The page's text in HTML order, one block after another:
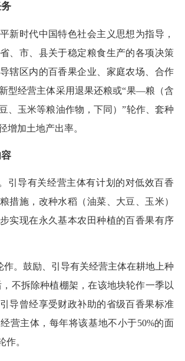
时代中国特色社会主义思想为指导，
、市、县关于稳定粮食生产的各项决策
辖区内的百香果企业、家庭农场、合作
型经营主体采用退果还粮或“果—粮（含
、玉米等粮油作物，下同）”轮作、套种
增加土地产出率。
导有关经营主体有计划的对低效百香
措施，改种水稻（油菜、大豆、玉米）
实现在永久基本农田种植的百香果有序
鼓励、引导有关经营主体在耕地上种
不拆除种植棚架，在该地块轮作一季以
引导曾经享受财政补助的省级百香果标准
营主体，每年将该基地不小于50%的面
作。